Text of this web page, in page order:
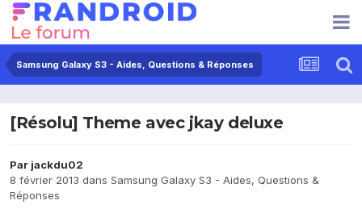
Samsung Galaxy S3 - Aides, Questions & Réponses
[Résolu] Theme avec jkay deluxe
Par jackdu02
8 février 2013 dans Samsung Galaxy S3 - Aides, Questions &
Réponses